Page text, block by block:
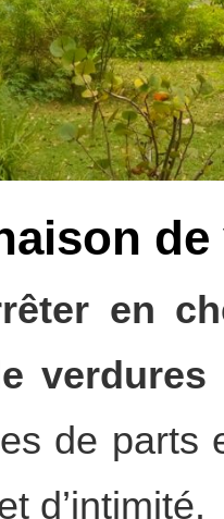
en
verdures
de parts
d’intimité.